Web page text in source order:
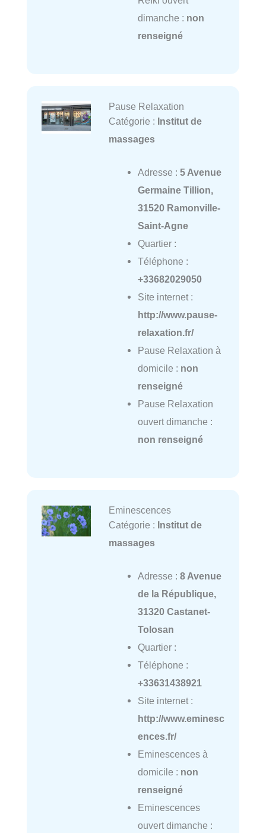
dimanche : non
renseigné
Pause Relaxation
Catégorie : Institut de
massages
Adresse : 5 Avenue
Germaine Tillion,
31520 Ramonville-
Saint-Agne
Quartier :
Téléphone :
+33682029050
Site internet :
http://www.pause-
relaxation.fr/
Pause Relaxation à
domicile : non
renseigné
Pause Relaxation
ouvert dimanche :
non renseigné
Eminescences
Catégorie : Institut de
massages
Adresse : 8 Avenue
de la République,
31320 Castanet-
Tolosan
Quartier :
Téléphone :
+33631438921
Site internet :
http://www.eminesc
ences.fr/
Eminescences à
domicile : non
renseigné
Eminescences
ouvert dimanche :